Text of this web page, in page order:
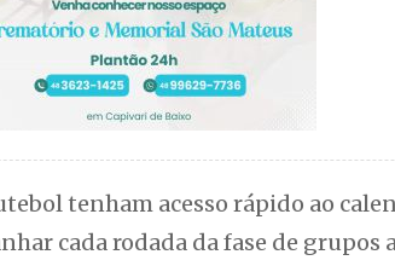
tenham acesso rápido ao
cada rodada da fase de grupos